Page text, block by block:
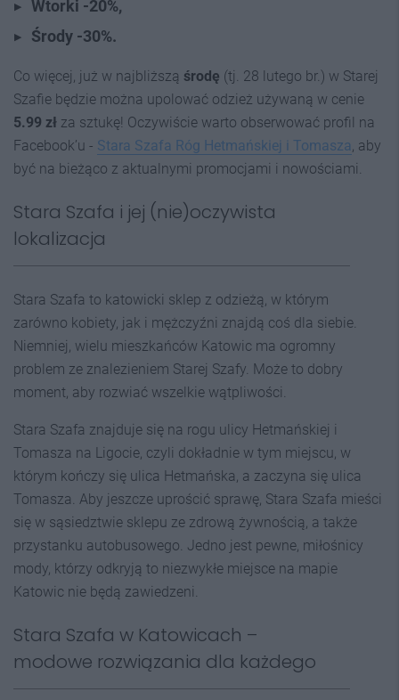
Wtorki -20%,
Środy -30%.
Co więcej, już w najbliższą środę (tj. 28 lutego br.) w Starej
Szafie będzie można upolować odzież używaną w cenie
5.99 zł za sztukę! Oczywiście warto obserwować profil na
Facebook’u - Stara Szafa Róg Hetmańskiej i Tomasza, aby
być na bieżąco z aktualnymi promocjami i nowościami.
Stara Szafa i jej (nie)oczywista
lokalizacja
Stara Szafa to katowicki sklep z odzieżą, w którym
zarówno kobiety, jak i mężczyźni znajdą coś dla siebie.
Niemniej, wielu mieszkańców Katowic ma ogromny
problem ze znalezieniem Starej Szafy. Może to dobry
moment, aby rozwiać wszelkie wątpliwości.
Stara Szafa znajduje się na rogu ulicy Hetmańskiej i
Tomasza na Ligocie, czyli dokładnie w tym miejscu, w
którym kończy się ulica Hetmańska, a zaczyna się ulica
Tomasza. Aby jeszcze uprościć sprawę, Stara Szafa mieści
się w sąsiedztwie sklepu ze zdrową żywnością, a także
przystanku autobusowego. Jedno jest pewne, miłośnicy
mody, którzy odkryją to niezwykłe miejsce na mapie
Katowic nie będą zawiedzeni.
Stara Szafa w Katowicach –
modowe rozwiązania dla każdego